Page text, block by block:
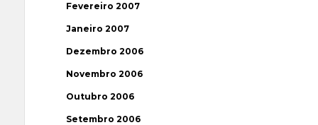
Fevereiro 2007
Janeiro 2007
Dezembro 2006
Novembro 2006
Outubro 2006
Setembro 2006